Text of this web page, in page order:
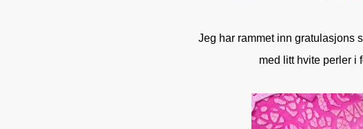
Jeg har rammet inn gratulasjons
med litt hvite perler i